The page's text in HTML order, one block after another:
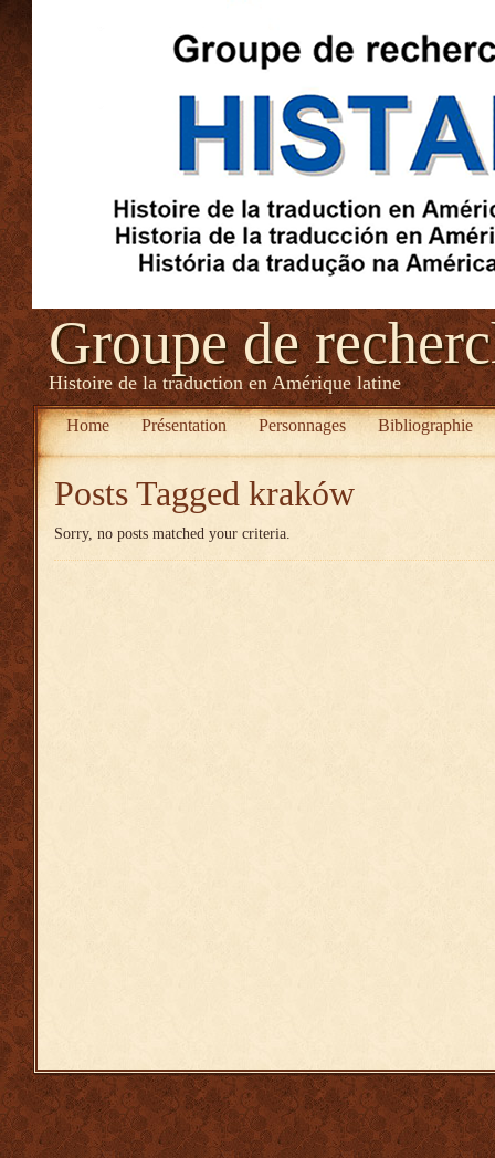
Groupe de
Histoire de la traduction en Amérique latine
Home Présentation Personnages Bibliographie
Posts Tagged kraków
Sorry, no posts matched your criteria.